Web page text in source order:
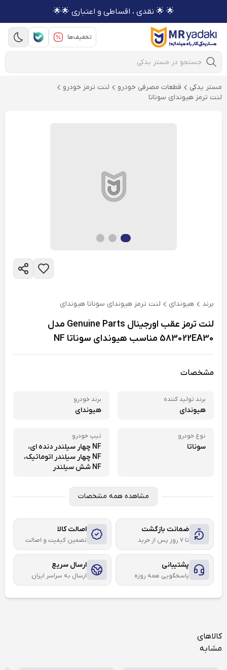
🌟 🌟 نقدی ، اقساطی و اعتباری 🌟🌟
تخفیف‌ها
Mobile Search
مستر یدکی قطعات مصرفی خودرو
لنت ترمز خودرو
لنت ترمز هیوندای سوناتا
برند هیوندای لنت ترمز هیوندای سوناتا هیوندای
لنت ترمز عقب اورجینال Genuine Parts مدل
583022EA30 مناسب هیوندای سوناتا NF
مشخصات
برند تولید کننده
هیوندای
برند خودرو
هیوندای
نوع خودرو
سوناتا
تیپ خودرو
NF چهار سیلندر دنده ای،
NF چهار سیلندر اتوماتیک،
NF شش سیلندر
مشاهده همه مشخصات
ضمانت بازگشت
تا ۷ روز پس از خرید
اصالت کالا
تضمین کیفیت و اصالت
پشتیبانی
پاسخگویی همه روزه
ارسال سریع
ارسال به سراسر ایران
کالاهای
مشابه